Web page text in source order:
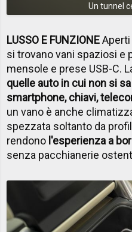
Un tunnel
LUSSO E FUNZIONE
si trovano vani spaziosi e
mensole e prese USB-C.
quelle auto in cui non si
smartphone, chiavi,
un vano è anche
spezzata soltanto da
rendono l'esperienza a
senza pacchianerie